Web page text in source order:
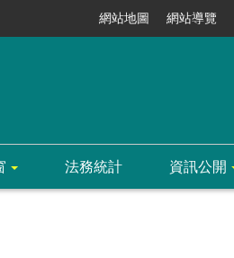
網站地圖 網站導覽
法務統計 資訊公開